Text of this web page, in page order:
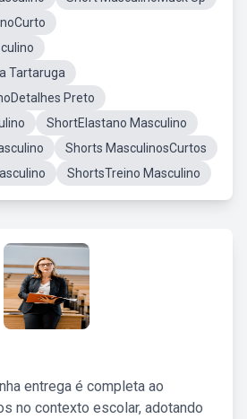
Tartaruga
Preto
ShortElastano Masculino
Shorts MasculinosCurtos
ShortsTreino Masculino
entrega é completa ao
no contexto escolar, adotando